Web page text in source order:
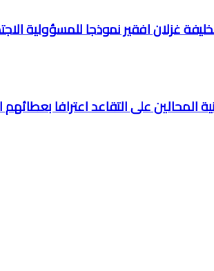
المحالين على التقاعد اعترافا